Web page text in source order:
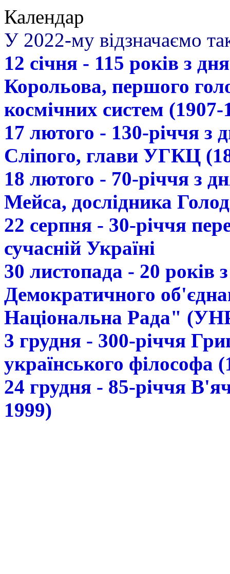
Календар
У 2022-му відзначаємо
12 січня - 115 років з
Корольова, першого
космічних систем (1907-
17 лютого - 130-річчя з
Сліпого, глави УГКЦ
18 лютого - 70-річчя з
Мейса, дослідника
22 серпня - 30-річчя
сучасній Україні
30 листопада - 20 років
Демократичного
Національна Рада"
3 грудня - 300-річчя
українського філософа
24 грудня - 85-річчя
1999)